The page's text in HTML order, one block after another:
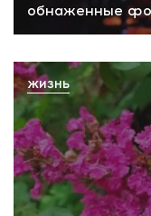
обнаженные
ЖИЗНЬ